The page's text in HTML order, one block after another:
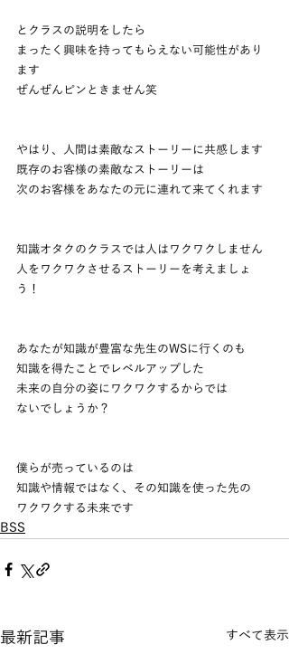
とクラスの説明をしたら
まったく興味を持ってもらえない可能性があり
ます
ぜんぜんピンときません笑
やはり、人間は素敵なストーリーに共感します
既存のお客様の素敵なストーリーは
次のお客様をあなたの元に連れて来てくれます
知識オタクのクラスでは人はワクワクしません
人をワクワクさせるストーリーを考えましょ
う！
あなたが知識が豊富な先生のWSに行くのも
知識を得たことでレベルアップした
未来の自分の姿にワクワクするからでは
ないでしょうか？
僕らが売っているのは
知識や情報ではなく、その知識を使った先の
ワクワクする未来です
BSS
最新記事 すべて表示